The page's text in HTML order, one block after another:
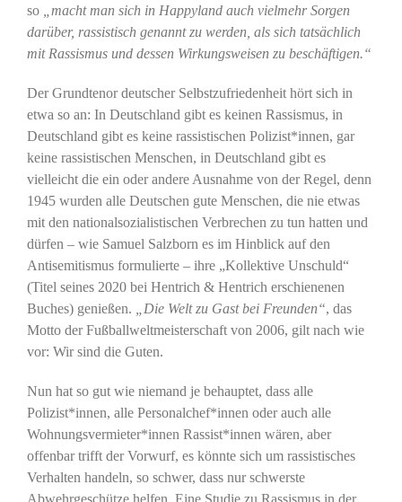
so
„macht man sich in Happyland auch vielmehr Sorgen
darüber, rassistisch genannt zu werden, als sich tatsächlich
mit Rassismus und dessen Wirkungsweisen zu beschäftigen.“
Der Grundtenor deutscher Selbstzufriedenheit hört sich in
etwa so an: In Deutschland gibt es keinen Rassismus, in
Deutschland gibt es keine rassistischen Polizist*innen, gar
keine rassistischen Menschen, in Deutschland gibt es
vielleicht die ein oder andere Ausnahme von der Regel, denn
1945 wurden alle Deutschen gute Menschen, die nie etwas
mit den nationalsozialistischen Verbrechen zu tun hatten und
dürfen – wie Samuel Salzborn es im Hinblick auf den
Antisemitismus formulierte – ihre „Kollektive Unschuld“
(Titel seines 2020 bei Hentrich & Hentrich erschienenen
Buches) genießen.
„Die Welt zu Gast bei Freunden“, das
Motto der Fußballweltmeisterschaft von 2006, gilt nach wie
vor: Wir sind die Guten.
Nun hat so gut wie niemand je behauptet, dass alle
Polizist*innen, alle Personalchef*innen oder auch alle
Wohnungsvermieter*innen Rassist*innen wären, aber
offenbar trifft der Vorwurf, es könnte sich um rassistisches
Verhalten handeln, so schwer, dass nur schwerste
Abwehrgeschütze helfen. Eine Studie zu Rassismus in der